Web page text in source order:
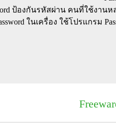
ป้องกันรหัสผ่าน คนที่ใช้งาน
ในเครื่อง ใช้โปรแกรม